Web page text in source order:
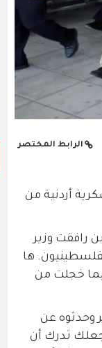
الرابط المختصر
هليوكبتر عسكرية أردنية من
رافقت وزير
ها
خجلت من
وحدثوه عن
تدرك أن